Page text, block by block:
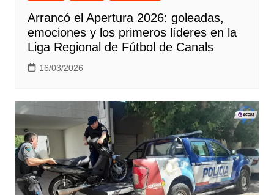
Arrancó el Apertura 2026: goleadas,
emociones y los primeros líderes en la
Liga Regional de Fútbol de Canals
16/03/2026